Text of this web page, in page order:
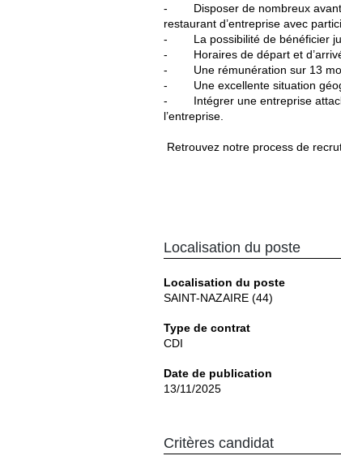
- Disposer de nombreux
restaurant d’entreprise avec
- La possibilité de bénéficier
- Horaires de départ et
- Une rémunération sur 13
- Une excellente situation
- Intégrer une entreprise
l’entreprise.
Retrouvez notre process de
Localisation du poste
Localisation du poste
SAINT-NAZAIRE (44)
Type de contrat
CDI
Date de publication
13/11/2025
Critères candidat